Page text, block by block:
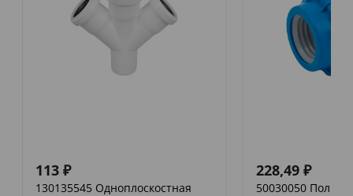
113 ₽
130135545 Одноплоскостная
228,49 ₽
50030050